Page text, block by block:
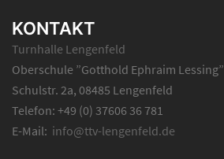
KONTAKT
Turnhalle Lengenfeld
Oberschule ”Gotthold Ephraim Lessing”
Schulstr. 2a, 08485 Lengenfeld
Telefon: +49 (0) 37606 36 781
E-Mail: info@ttv-lengenfeld.de